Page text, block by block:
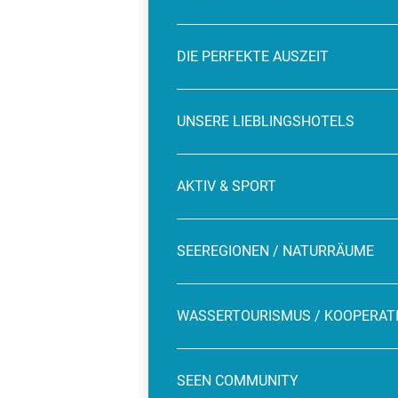
DIE PERFEKTE AUSZEIT
UNSERE LIEBLINGSHOTELS
AKTIV & SPORT
SEEREGIONEN / NATURRÄUME
WASSERTOURISMUS /
SEEN COMMUNITY